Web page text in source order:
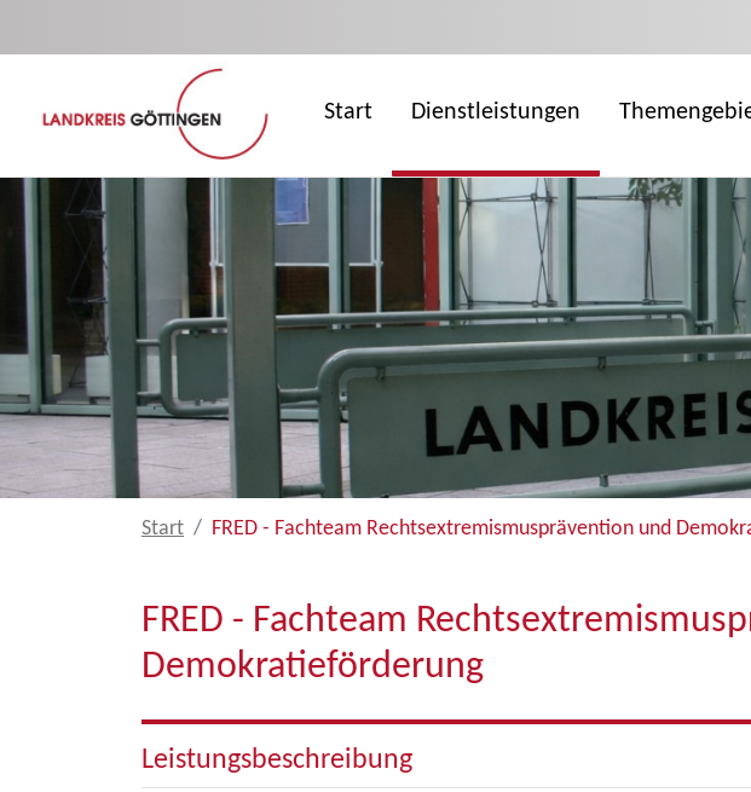
Start Dienstleistungen
Start FRED - Fachteam Rechtsextremismusprävention und
FRED - Fachteam
Demokratieförderung
Leistungsbeschreibung